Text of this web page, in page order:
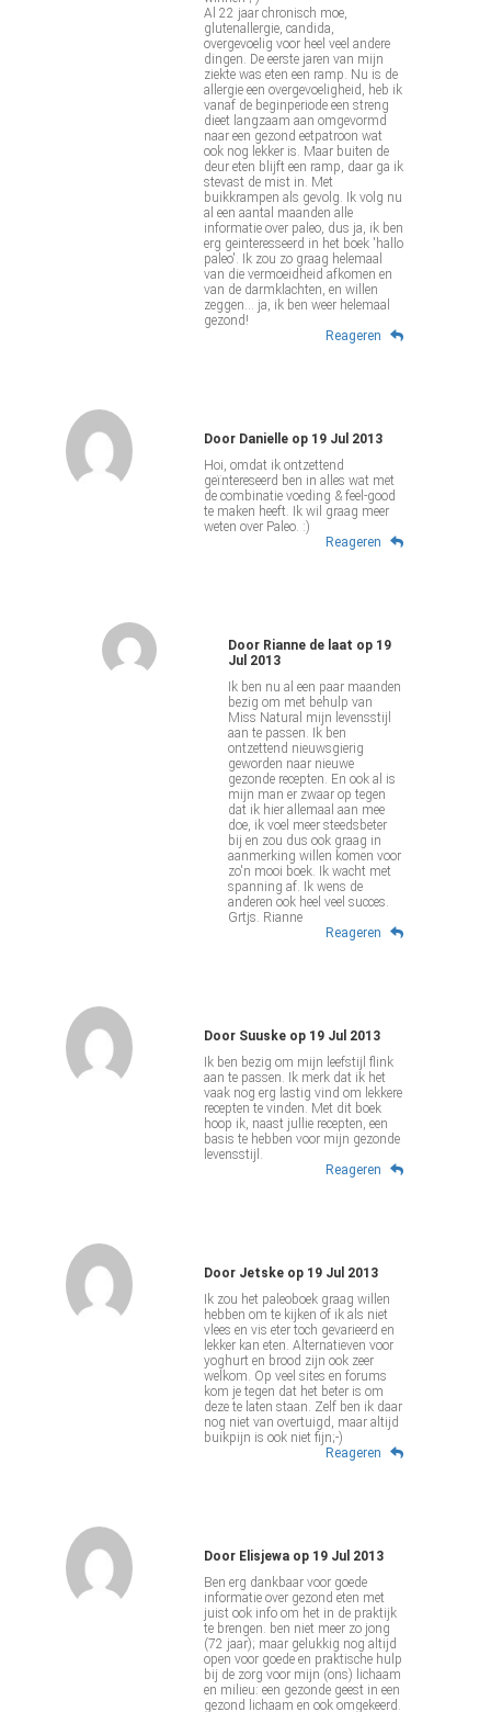
Al 22 jaar chronisch moe,
glutenallergie, candida,
overgevoelig voor heel veel andere
dingen. De eerste jaren van mijn
ziekte was eten een ramp. Nu is de
allergie een overgevoeligheid, heb ik
vanaf de beginperiode een streng
dieet langzaam aan omgevormd
naar een gezond eetpatroon wat
ook nog lekker is. Maar buiten de
deur eten blijft een ramp, daar ga ik
stevast de mist in. Met
buikkrampen als gevolg. Ik volg nu
al een aantal maanden alle
informatie over paleo, dus ja, ik ben
erg geinteresseerd in het boek 'hallo
paleo'. Ik zou zo graag helemaal
van die vermoeidheid afkomen en
van de darmklachten, en willen
zeggen... ja, ik ben weer helemaal
gezond!
Reageren
DoorDanielleop 19 Jul 2013
Hoi, omdat ik ontzettend
geïntereseerd ben in alles wat met
de combinatie voeding & feel-good
te maken heeft. Ik wil graag meer
weten over Paleo. :)
Reageren
Door Rianne de laat op 19
Jul 2013
Ik ben nu al een paar maanden
bezig om met behulp van
Miss Natural mijn levensstijl
aan te passen. Ik ben
ontzettend nieuwsgierig
geworden naar nieuwe
gezonde recepten. En ook al is
mijn man er zwaar op tegen
dat ik hier allemaal aan mee
doe, ik voel meer steedsbeter
bij en zou dus ook graag in
aanmerking willen komen voor
zo'n mooi boek. Ik wacht met
spanning af. Ik wens de
anderen ook heel veel succes.
Grtjs. Rianne
Reageren
DoorSuuskeop 19 Jul 2013
Ik ben bezig om mijn leefstijl flink
aan te passen. Ik merk dat ik het
vaak nog erg lastig vind om lekkere
recepten te vinden. Met dit boek
hoop ik, naast jullie recepten, een
basis te hebben voor mijn gezonde
levensstijl.
Reageren
DoorJetskeop 19 Jul 2013
Ik zou het paleoboek graag willen
hebben om te kijken of ik als niet
vlees en vis eter toch gevarieerd en
lekker kan eten. Alternatieven voor
yoghurt en brood zijn ook zeer
welkom. Op veel sites en forums
kom je tegen dat het beter is om
deze te laten staan. Zelf ben ik daar
nog niet van overtuigd, maar altijd
buikpijn is ook niet fijn;-)
Reageren
DoorElisjewaop 19 Jul 2013
Ben erg dankbaar voor goede
informatie over gezond eten met
juist ook info om het in de praktijk
te brengen. ben niet meer zo jong
(72 jaar); maar gelukkig nog altijd
open voor goede en praktische hulp
bij de zorg voor mijn (ons) lichaam
en milieu: een gezonde geest in een
gezond lichaam en ook omgekeerd.